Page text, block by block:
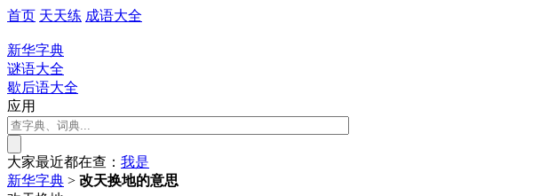
首页 天天练 成语大全
新华字典
谜语大全
歇后语大全
应用
大家最近都在查： 我是
新华字典 > 改天换地的意思